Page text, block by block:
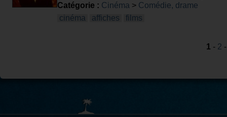
Catégorie : Cinéma > Comédie, drame
cinéma
affiches films
1 - 2